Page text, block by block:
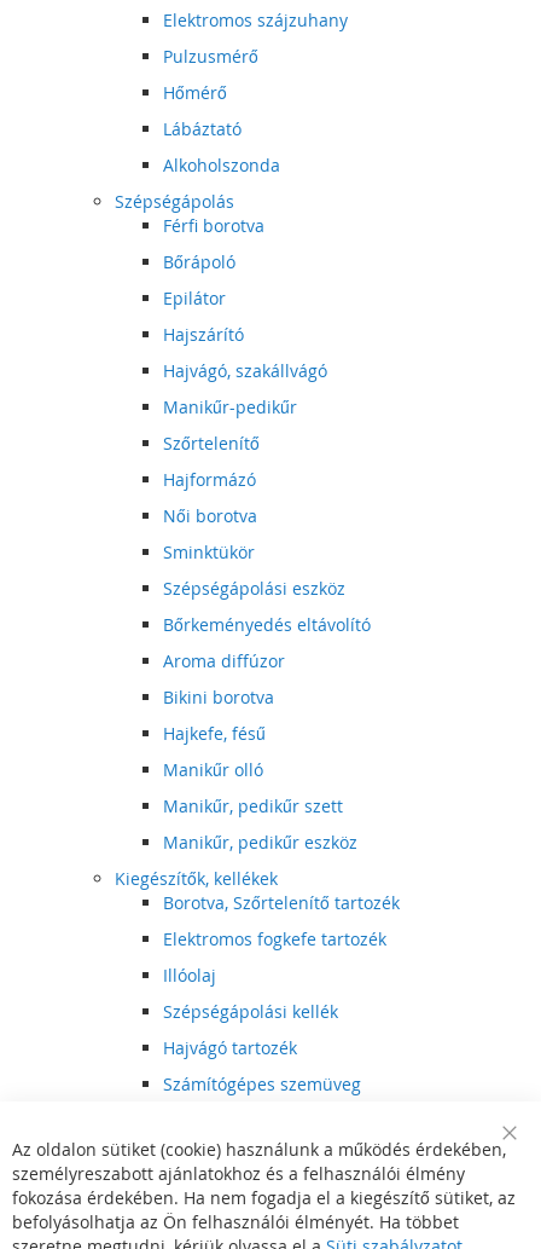
Elektromos szájzuhany
Pulzusmérő
Hőmérő
Lábáztató
Alkoholszonda
Szépségápolás
Férfi borotva
Bőrápoló
Epilátor
Hajszárító
Hajvágó, szakállvágó
Manikűr-pedikűr
Szőrtelenítő
Hajformázó
Női borotva
Sminktükör
Szépségápolási eszköz
Bőrkeményedés eltávolító
Aroma diffúzor
Bikini borotva
Hajkefe, fésű
Manikűr olló
Manikűr, pedikűr szett
Manikűr, pedikűr eszköz
Kiegészítők, kellékek
Borotva, Szőrtelenítő tartozék
Elektromos fogkefe tartozék
Illóolaj
Szépségápolási kellék
Hajvágó tartozék
Számítógépes szemüveg
Hajvágó kiegészítő
Szórakoztató elektronika
Multimédia
DVD, BluRay lejátszó
Bar
Az oldalon sütiket (cookie) használunk a működés érdekében,
személyreszabott ajánlatokhoz és a felhasználói élmény
fokozása érdekében. Ha nem fogadja el a kiegészítő sütiket, az
befolyásolhatja az Ön felhasználói élményét. Ha többet